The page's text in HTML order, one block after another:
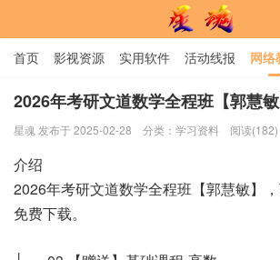
首页 影视资源 实用软件 活动线报 网络
用户中心 书籍 娱乐
2026年考研文道数学全程班【郭慧敏
星魂 发布于 2025-02-28 分类： 学习资料 阅读(182)
介绍
2026年考研文道数学全程班【郭慧敏】
免费下载。